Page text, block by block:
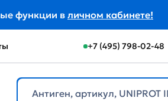
функции в личном кабинете!
+7 (495) 798-02-48